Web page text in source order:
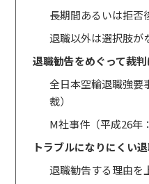
長期間あるいは拒否
退職以外は選択肢が
退職勧告をめぐって裁
全日本空輸退職強要
裁）
M社事件（平成26年
トラブルになりにくい
退職勧告する理由を